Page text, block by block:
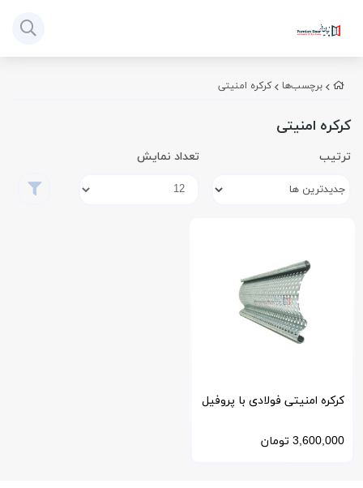
برچسب‌ها کرکره امنیتی
کرکره امنیتی
ترتیب تعداد نمایش
کرکره امنیتی فولادی با پروفیل
سوراخ دار
3,600,000 تومان